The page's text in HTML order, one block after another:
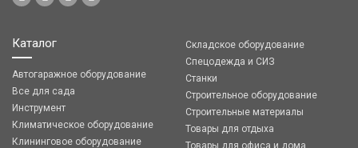
Каталог
Автогаражное оборудование
Все для сада
Инструмент
Климатическое оборудование
Клининговое оборудование
Складское оборудование
Спецодежда и СИЗ
Станки
Строительное оборудование
Строительные материалы
Товары для отдыха
Товары для офиса и дома